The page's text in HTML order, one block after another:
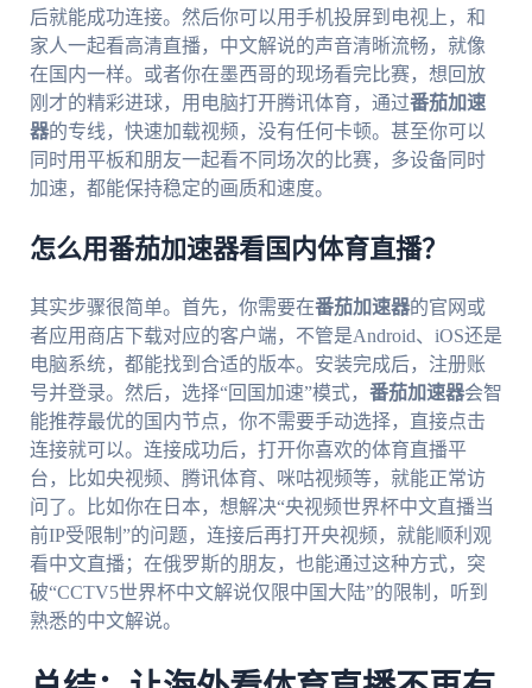
后就能成功连接。然后你可以用手机投屏到电视上，和
家人一起看高清直播，中文解说的声音清晰流畅，就像
在国内一样。或者你在墨西哥的现场看完比赛，想回放
刚才的精彩进球，用电脑打开腾讯体育，通过番茄加速
器的专线，快速加载视频，没有任何卡顿。甚至你可以
同时用平板和朋友一起看不同场次的比赛，多设备同时
加速，都能保持稳定的画质和速度。
怎么用番茄加速器看国内体育直播？
其实步骤很简单。首先，你需要在番茄加速器的官网或
者应用商店下载对应的客户端，不管是Android、iOS还是
电脑系统，都能找到合适的版本。安装完成后，注册账
号并登录。然后，选择“回国加速”模式， 番茄加速器会智
能推荐最优的国内节点，你不需要手动选择，直接点击
连接就可以。连接成功后，打开你喜欢的体育直播平
台，比如央视频、腾讯体育、咪咕视频等，就能正常访
问了。比如你在日本，想解决“央视频世界杯中文直播当
前IP受限制”的问题，连接后再打开央视频，就能顺利观
看中文直播；在俄罗斯的朋友，也能通过这种方式，突
破“CCTV5世界杯中文解说仅限中国大陆”的限制，听到
熟悉的中文解说。